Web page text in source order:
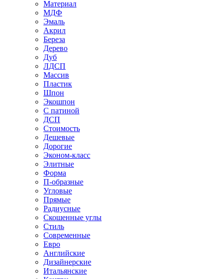
Материал
МДФ
Эмаль
Акрил
Береза
Дерево
Дуб
ЛДСП
Массив
Пластик
Шпон
Экошпон
С патиной
ДСП
Стоимость
Дешевые
Дорогие
Эконом-класс
Элитные
Форма
П-образные
Угловые
Прямые
Радиусные
Скошенные углы
Стиль
Современные
Евро
Английские
Дизайнерские
Итальянские